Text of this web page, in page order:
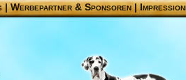
|Werbepartner & Sponsoren|